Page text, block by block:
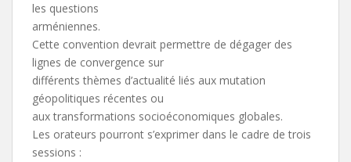
les questions
arméniennes.
Cette convention devrait permettre de dégager des
lignes de convergence sur
différents thèmes d’actualité liés aux mutation
géopolitiques récentes ou
aux transformations socioéconomiques globales.
Les orateurs pourront s’exprimer dans le cadre de trois
sessions :